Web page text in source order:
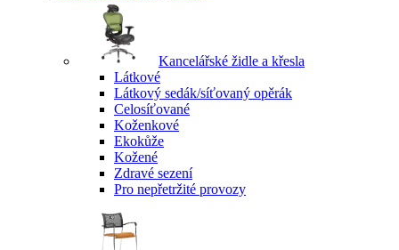
Kancelářské židle a křesla
Látkové
Látkový sedák/síťovaný opěrák
Celosíťované
Koženkové
Ekokůže
Kožené
Zdravé sezení
Pro nepřetržité provozy